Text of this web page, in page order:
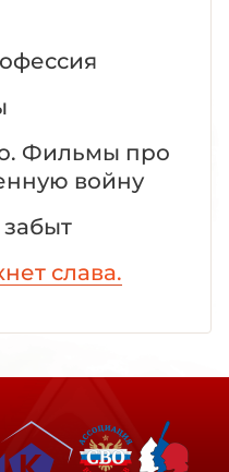
Фильмы про
войну
слава.